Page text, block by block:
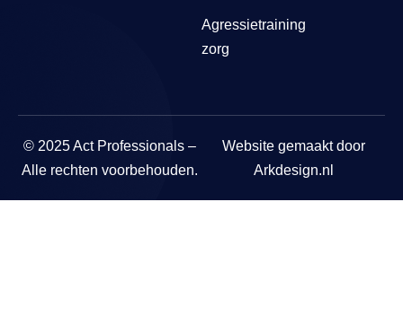
Agressietraining
zorg
© 2025 Act Professionals –
Alle rechten voorbehouden.
Website gemaakt door
Arkdesign.nl